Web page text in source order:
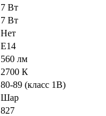
7 Вт
7 Вт
Нет
E14
560 лм
2700 К
80-89 (класс 1В)
Шар
827